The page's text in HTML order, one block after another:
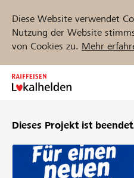
Diese Website verwendet
Nutzung der Website
von Cookies zu. Mehr
Zum
Inhalt
Dieses Projekt ist